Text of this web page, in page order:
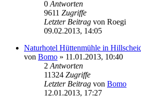
0 Antworten
9611 Zugriffe
Letzter Beitrag von Roegi
09.02.2013, 14:05
Naturhotel Hüttenmühle in
von Bomo » 11.01.2013, 10:40
2 Antworten
11324 Zugriffe
Letzter Beitrag von Bomo
12.01.2013, 17:27